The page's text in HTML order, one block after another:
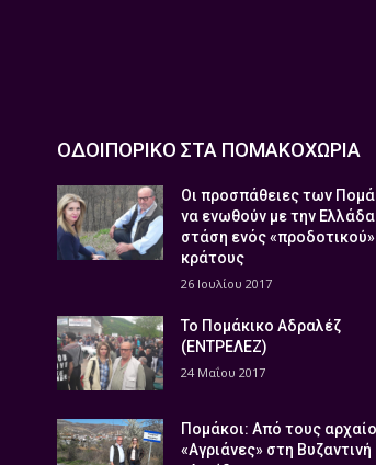
ΟΔΟΙΠΟΡΙΚΟ ΣΤΑ ΠΟΜΑΚΟΧΩΡΙΑ
Οι προσπάθειες των
να ενωθούν με την Ελλάδα
στάση ενός «προδοτικού»
κράτους
26 Ιουλίου 2017
Το Πομάκικο Αδραλέζ
(ΕΝΤΡΕΛΕΖ)
24 Μαΐου 2017
Πομάκοι: Από τους
«Αγριάνες» στη Βυζαντινή